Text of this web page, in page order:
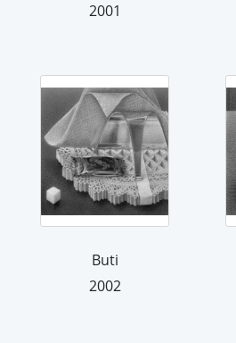
2001
Buti
2002